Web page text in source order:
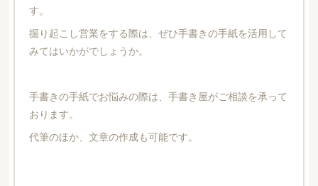
す。
掘り起こし営業をする際は、ぜひ手書きの手紙を活用して
みてはいかがでしょうか。
手書きの手紙でお悩みの際は、手書き屋がご相談を承って
おります。
代筆のほか、文章の作成も可能です。